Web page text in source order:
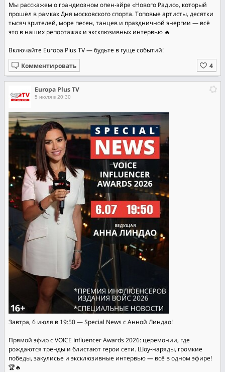
Мы расскажем о грандиозном опен‑эйре «Нового Радио», который
прошёл в рамках Дня московского спорта. Топовые артисты, десятки
тысяч зрителей, море песен, танцев и праздничной энергии — всё
это в наших репортажах и эксклюзивных интервью 🔥
Включайте Europa Plus TV — будьте в гуще событий!
Комментировать
Europa Plus TV
5 июля в 20:30
Завтра, 6 июля в 19:50 — Special News с Анной Линдао!
Прямой эфир с VOICE Influencer Awards 2026: церемонии, где
рождаются тренды и блистают герои сети. Шоу‑наряды, громкие
победы, закулисье и эксклюзивные интервью — всё в одном эфире!
🏆🔥